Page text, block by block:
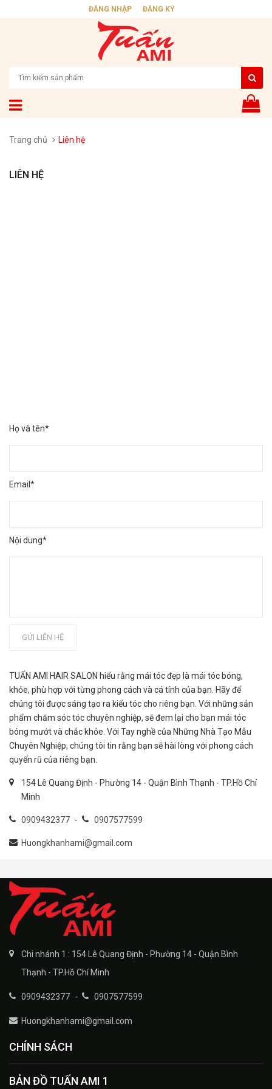
ĐĂNG NHẬP ĐĂNG KÝ
Trang chủ Liên hệ
LIÊN HỆ
Họ và tên*
Email*
Nội dung*
GỬI LIÊN HỆ
TUẤN AMI HAIR SALON hiểu rằng mái tóc đẹp là mái tóc bóng,
khỏe, phù hợp với từng phong cách và cá tính của bạn. Hãy để
chúng tôi được sáng tạo ra kiểu tóc cho riêng bạn. Với những sản
phẩm chăm sóc tóc chuyên nghiệp, sẽ đem lại cho bạn mái tóc
bóng mướt và chắc khỏe. Với Tay nghề của Những Nhà Tạo Mẫu
Chuyên Nghiệp, chúng tôi tin rằng bạn sẽ hài lòng với phong cách
quyến rũ của riêng bạn.
154 Lê Quang Định - Phường 14 - Quận Bình Thạnh - TP.Hồ Chí
Minh
0909432377 - 0907577599
Huongkhanhami@gmail.com
Chi nhánh 1 : 154 Lê Quang Định - Phường 14 - Quận Bình
Thạnh - TP.Hồ Chí Minh
0909432377 - 0907577599
Huongkhanhami@gmail.com
CHÍNH SÁCH
BẢN ĐỒ TUẤN AMI 1